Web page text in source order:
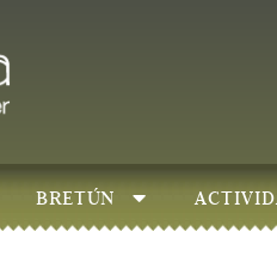
BRETÚN